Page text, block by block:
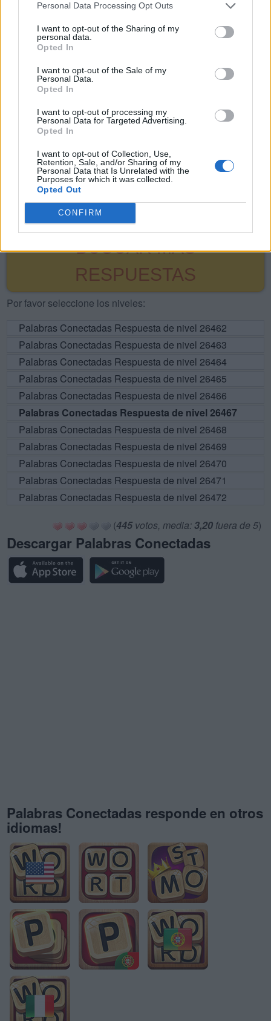
Personal Data Processing Opt Outs
I want to opt-out of the Sharing of my
personal data.
Opted In
I want to opt-out of the Sale of my
Personal Data.
Opted In
I want to opt-out of processing my
Personal Data for Targeted Advertising.
Opted In
I want to opt-out of Collection, Use,
Retention, Sale, and/or Sharing of my
Personal Data that Is Unrelated with the
Purposes for which it was collected.
Opted Out
CONFIRM
A M E L
A
E L
A
A D
L L
A
L M
L E
A
E L
A
L
A
A L L
E
A L
A
L D E A
BUSCAR MÁS
RESPUESTAS
Por favor seleccione los niveles:
Palabras Conectadas Respuesta de nivel 26462
Palabras Conectadas Respuesta de nivel 26463
Palabras Conectadas Respuesta de nivel 26464
Palabras Conectadas Respuesta de nivel 26465
Palabras Conectadas Respuesta de nivel 26466
Palabras Conectadas Respuesta de nivel 26467
Palabras Conectadas Respuesta de nivel 26468
Palabras Conectadas Respuesta de nivel 26469
Palabras Conectadas Respuesta de nivel 26470
Palabras Conectadas Respuesta de nivel 26471
Palabras Conectadas Respuesta de nivel 26472
(445votos, media: 3,20 fuera de 5)
Descargar Palabras Conectadas
Palabras Conectadas responde en otros
idiomas!